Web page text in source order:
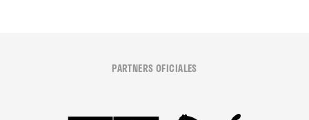
PARTNERS OFICIALES